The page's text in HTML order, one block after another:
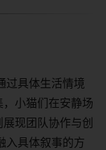
过具体生活情境
小猫们在安静场
现团队协作与创
入具体叙事的方